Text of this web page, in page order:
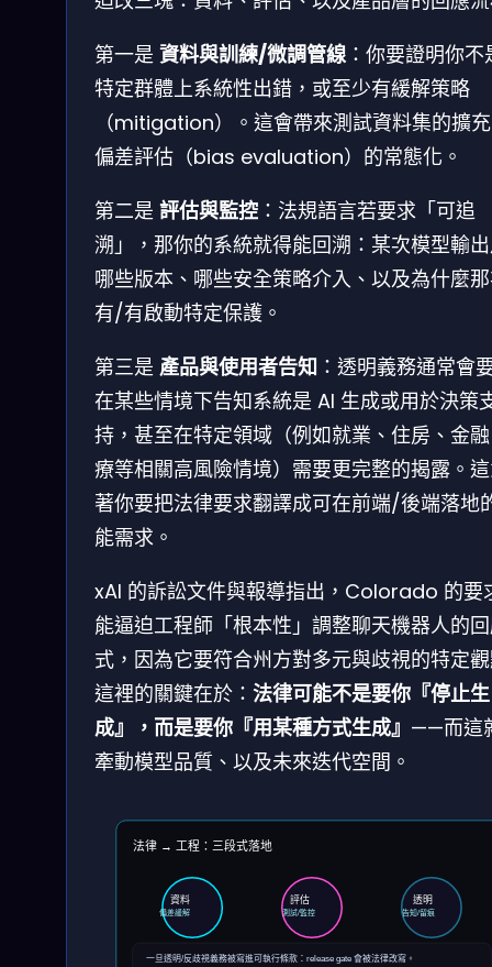
第一是 資料與訓練/微調管線：你要證明你不
特定群體上系統性出錯，或至少有緩解策略
（mitigation）。這會帶來測試資料集的擴
偏差評估（bias evaluation）的常態化。
第二是 評估與監控 ：法規語言若要求「可追
溯」，那你的系統就得能回溯：某次模型輸
哪些版本、哪些安全策略介入、以及為什麼
有/有啟動特定保護。
第三是 產品與使用者告知 ：透明義務通常會
在某些情境下告知系統是 AI 生成或用於決策
持，甚至在特定領域（例如就業、住房、金
療等相關高風險情境）需要更完整的揭露。
著你要把法律要求翻譯成可在前端/後端落地
能需求。
xAI 的訴訟文件與報導指出，Colorado 的要
能逼迫工程師「根本性」調整聊天機器人的
式，因為它要符合州方對多元與歧視的特定
這裡的關鍵在於： 法律可能不是要你『停止生
成』，而是要你『用某種方式生成』 ——而這
牽動模型品質、以及未來迭代空間。
法律 → 工程：三段式落地
資料
偏差緩解
評估
測試/監控
透明
告知/留痕
一旦透明/反歧視義務被寫進可執行條款：release gate 會被法律改寫。